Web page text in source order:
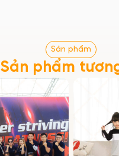
Sản phẩm
Sản phẩm